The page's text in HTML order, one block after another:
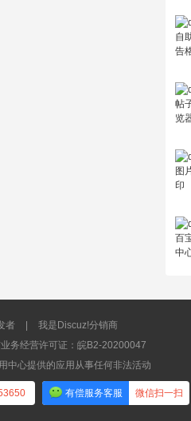
者
我是Discuz!分销商
务经营许可证：皖B2-20200047
中心提供的应用从事任何非法活动
有偿服务客服 微信扫一扫